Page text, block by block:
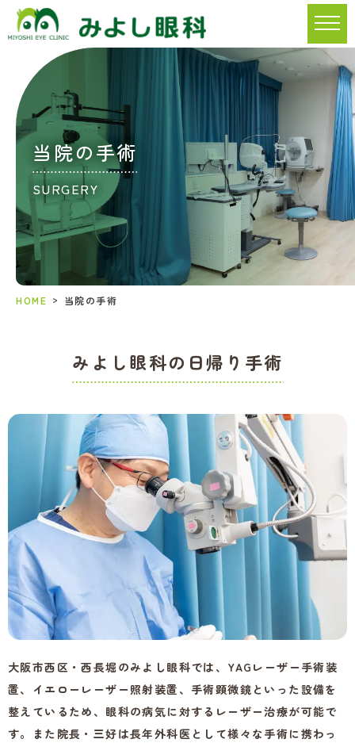
当院の手術
SURGERY
HOME > 当院の手術
みよし眼科の日帰り手術
大阪市西区・西長堀のみよし眼科では、YAGレーザー手術装
置、イエローレーザー照射装置、手術顕微鏡といった設備を
整えているため、眼科の病気に対するレーザー治療が可能で
す。また院長・三好は長年外科医として様々な手術に携わっ